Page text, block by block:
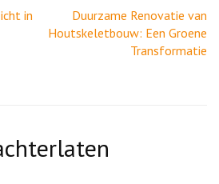
in
Duurzame Renovatie van
Houtskeletbouw: Een Groene
Transformatie